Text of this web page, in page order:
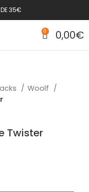
35€
0 0,00€
Woolf
Twister